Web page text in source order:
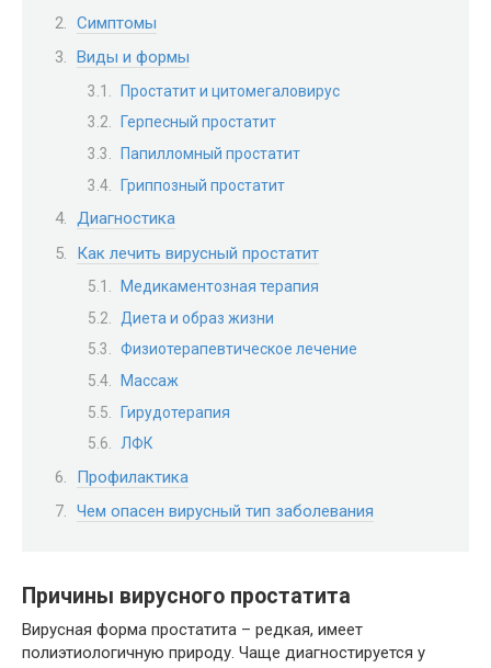
Симптомы
Виды и формы
Простатит и цитомегаловирус
Герпесный простатит
Папилломный простатит
Гриппозный простатит
Диагностика
Как лечить вирусный простатит
Медикаментозная терапия
Диета и образ жизни
Физиотерапевтическое лечение
Массаж
Гирудотерапия
ЛФК
Профилактика
Чем опасен вирусный тип заболевания
Причины вирусного простатита
Вирусная форма простатита – редкая, имеет
полиэтиологичную природу. Чаще диагностируется у